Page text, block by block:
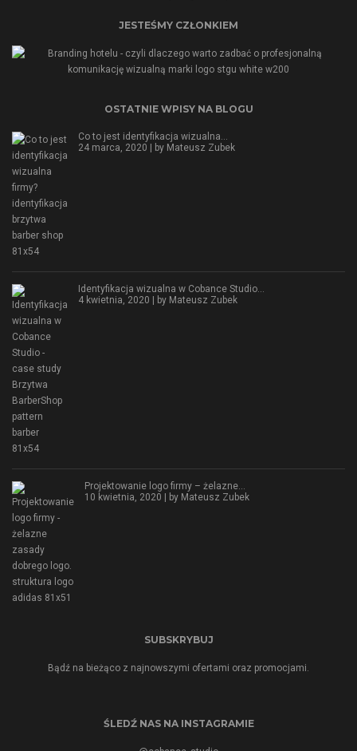
JESTEŚMY CZŁONKIEM
OSTATNIE WPISY NA BLOGU
Co to jest identyfikacja wizualna…
24 marca, 2020 | by Mateusz Zubek
Identyfikacja wizualna w Cobance Studio…
4 kwietnia, 2020 | by Mateusz Zubek
Projektowanie logo firmy – żelazne…
10 kwietnia, 2020 | by Mateusz Zubek
SUBSKRYBUJ
Bądź na bieżąco z najnowszymi ofertami oraz promocjami.
ŚLEDŹ NAS NA INSTAGRAMIE